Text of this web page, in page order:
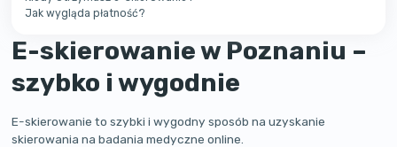
E-skierowanie w Poznaniu –
szybko i wygodnie
E-skierowanie to szybki i wygodny sposób na uzyskanie
skierowania na badania medyczne online.
Jak wygląda płatność?